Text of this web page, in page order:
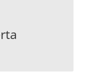
włoskiej
materiały
w każdej